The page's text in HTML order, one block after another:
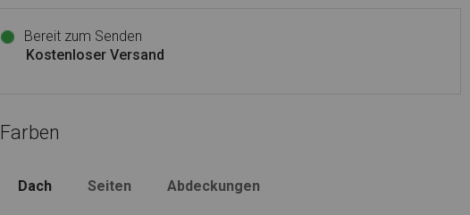
Bereit zum Senden
Kostenloser Versand
Farben
Dach Seiten Abdeckungen